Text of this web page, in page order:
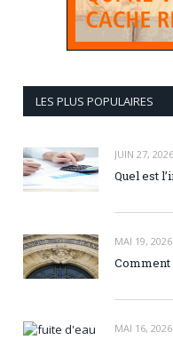
LES PLUS POPULAIRES
JUIN 27, 2026
Quel est
MAI 19, 2026
Comment
MAI 16, 2026